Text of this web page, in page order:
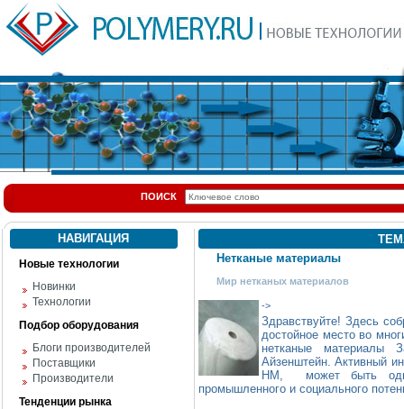
ПОИСК
НАВИГАЦИЯ
Новые технологии
Новинки
Технологии
Подбор оборудования
Блоги производителей
Поставщики
Производители
Тенденции рынка
Нетканые материалы
Мир нетканых материалов
->
Здравствуйте! Здесь
достойное место во
нетканые
Айзенштейн. Активный
НМ, может быть
промышленного и социального